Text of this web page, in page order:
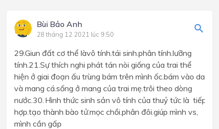
Bùi Bảo Anh
28 tháng 12 2021 lúc 9:50
29.Giun đất cơ thể làvô tính.tái sinh.phân tính.lưỡng
tính.21.Sự thích nghi phát tán nòi giống của trai thể
hiện ở giai đoạn ấu trùng bám trên mình ốc.bám vào da
và mang cá.sống ở mang của trai mẹ.trôi theo dòng
nước.30. Hình thức sinh sản vô tính của thuỷ tức là tiếp
hợp.tạo thành bào tử.mọc chồi.phân đôi.giúp mình vs,
mình cần gấp